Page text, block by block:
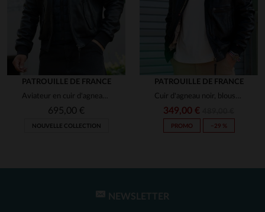
PATROUILLE DE FRANCE
Aviateur en cuir d'agneau bleu marine, col mouton amovible et patchs.
695,00 €
NOUVELLE COLLECTION
PATROUILLE DE FRANCE
Cuir d'agneau noir, blouson aviateur Redskins et Patrouille de France.
349,00 €
PROMO −29 %
NEWSLETTER